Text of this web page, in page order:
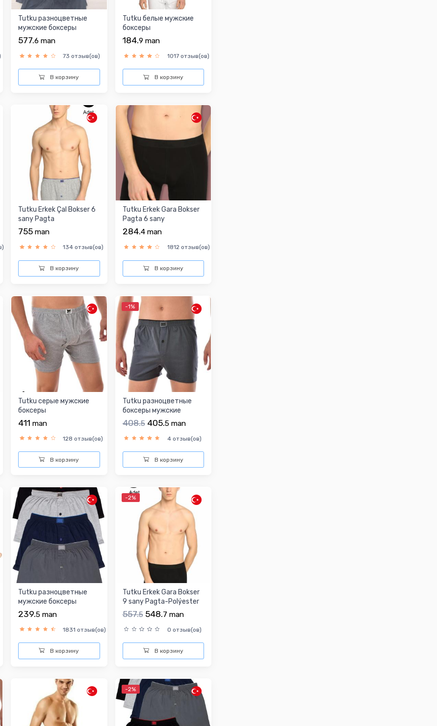
Tutku разноцветныe
мужские боксеры
577.6 man
73 отзыв(ов)
В корзину
Tutku белые мужские
боксеры
184.9 man
1017 отзыв(ов)
В корзину
Tutku Erkek Çal Bokser 6
sany Pagta
755 man
134 отзыв(ов)
В корзину
Tutku Erkek Gara Bokser
Pagta 6 sany
284.4 man
1812 отзыв(ов)
В корзину
Tutku серые мужские
боксеры
411 man
128 отзыв(ов)
В корзину
-1%
Tutku разноцветные
боксеры мужские
408.5 405.5 man
4 отзыв(ов)
В корзину
Tutku разноцветные
мужские боксеры
239.5 man
1831 отзыв(ов)
В корзину
-2%
Tutku Erkek Gara Bokser
9 sany Pagta-Polýester
557.5 548.7 man
0 отзыв(ов)
В корзину
-2%